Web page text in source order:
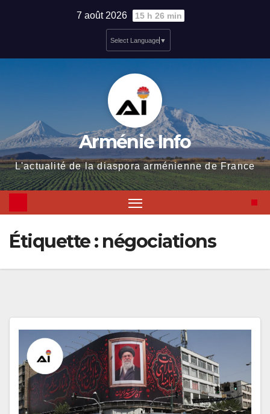
7 août 2026 15 h 26 min
Select Language ▼
Arménie Info
L'actualité de la diaspora arménienne de France
Étiquette : négociations